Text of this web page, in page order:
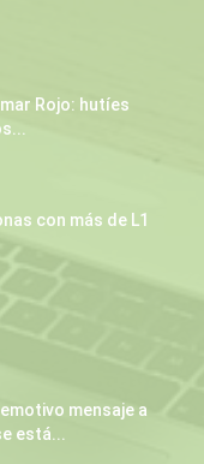
Rojo: hutíes
con más de L1
mensaje a
está...